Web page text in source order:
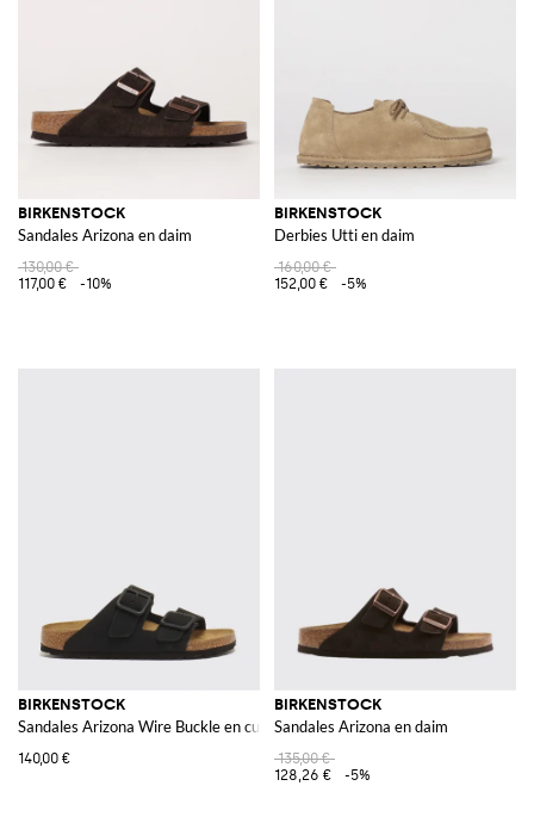
BIRKENSTOCK
Sandales Arizona en daim
130,00 €
117,00 €
-10%
BIRKENSTOCK
Derbies Utti en daim
160,00 €
152,00 €
-5%
BIRKENSTOCK
Sandales Arizona Wire Buckle en cuir nubuck à double bride
140,00 €
BIRKENSTOCK
Sandales Arizona en daim
135,00 €
128,26 €
-5%